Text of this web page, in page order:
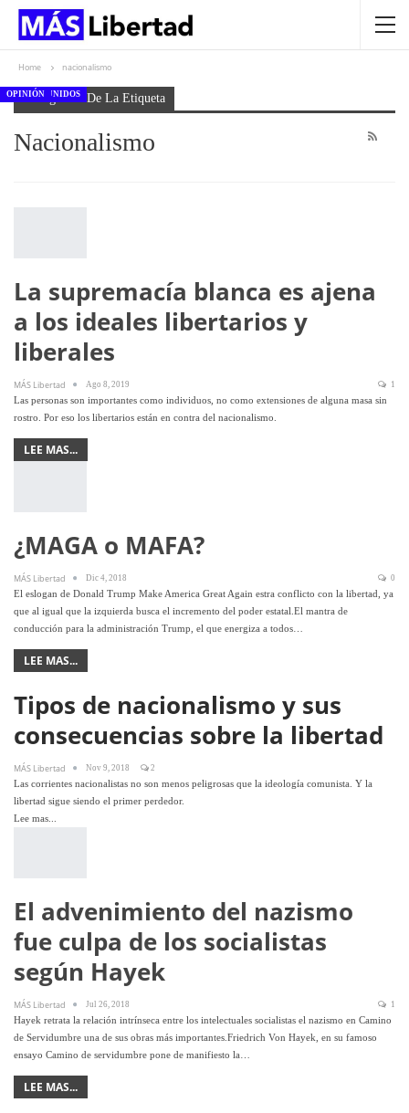
Home nacionalismo
Navegación De La Etiqueta
Nacionalismo
OPINIÓN
La supremacía blanca es ajena
a los ideales libertarios y
liberales
MÁS Libertad Ago 8, 2019 1
Las personas son importantes como individuos, no como extensiones de alguna masa sin
rostro. Por eso los libertarios están en contra del nacionalismo.
LEE MAS...
ESTADOS UNIDOS
¿MAGA o MAFA?
MÁS Libertad Dic 4, 2018 0
El eslogan de Donald Trump Make America Great Again estra conflicto con la libertad, ya
que al igual que la izquierda busca el incremento del poder estatal.El mantra de
conducción para la administración Trump, el que energiza a todos…
LEE MAS...
OPINIÓN
Tipos de nacionalismo y sus
consecuencias sobre la libertad
MÁS Libertad Nov 9, 2018 2
Las corrientes nacionalistas no son menos peligrosas que la ideología comunista. Y la
libertad sigue siendo el primer perdedor.
Lee mas...
OPINIÓN
El advenimiento del nazismo
fue culpa de los socialistas
según Hayek
MÁS Libertad Jul 26, 2018 1
Hayek retrata la relación intrínseca entre los intelectuales socialistas el nazismo en Camino
de Servidumbre una de sus obras más importantes.Friedrich Von Hayek, en su famoso
ensayo Camino de servidumbre pone de manifiesto la…
LEE MAS...
OPINIÓN